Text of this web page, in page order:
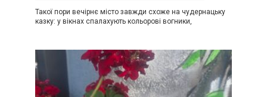
Такої пори вечірнє місто завжди схоже на чудернацьку
казку: у вікнах спалахують кольорові вогники,